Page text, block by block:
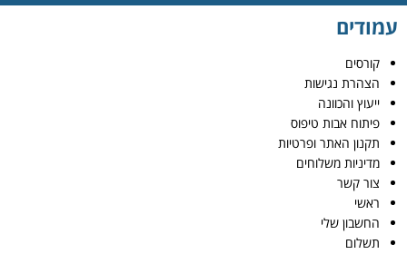
עמודים
קורסים
הצהרת נגישות
ייעוץ והכוונה
פיתוח אבות טיפוס
תקנון האתר ופרטיות
מדיניות משלוחים
צור קשר
ראשי
החשבון שלי
תשלום